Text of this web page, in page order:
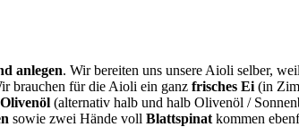
anlegen. Wir bereiten uns unsere Aioli selber,
brauchen für die Aioli ein ganz frisches Ei (in
(alternativ halb und halb Olivenöl /
sowie zwei Hände voll Blattspinat kommen